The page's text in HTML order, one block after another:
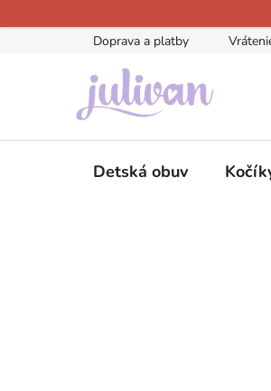
na
Doprava a platby
Detská obuv